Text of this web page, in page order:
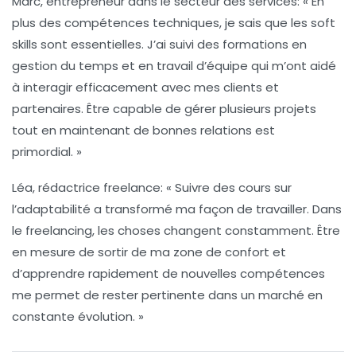
plus des compétences techniques, je sais que les soft
skills sont essentielles. J’ai suivi des formations en
gestion du temps et en travail d’équipe qui m’ont aidé
à interagir efficacement avec mes clients et
partenaires. Être capable de gérer plusieurs projets
tout en maintenant de bonnes relations est
primordial. »
Léa, rédactrice freelance: « Suivre des cours sur
l’adaptabilité a transformé ma façon de travailler. Dans
le freelancing, les choses changent constamment. Être
en mesure de sortir de ma zone de confort et
d’apprendre rapidement de nouvelles compétences
me permet de rester pertinente dans un marché en
constante évolution. »